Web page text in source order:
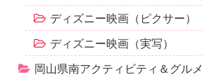
ディズニー映画（ピクサー）
ディズニー映画（実写）
岡山県南アクティビティ＆グルメ